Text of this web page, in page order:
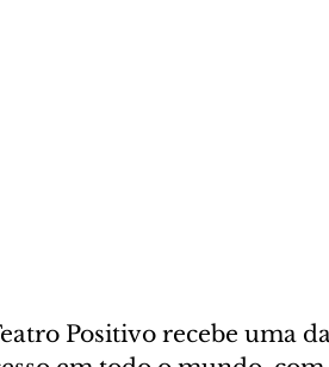
Positivo recebe uma